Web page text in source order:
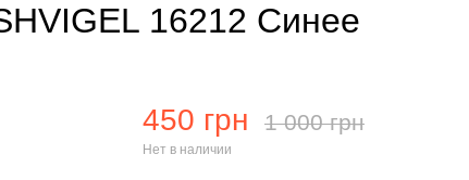
16212 Синее
450 грн 1 000 грн
Нет в наличии